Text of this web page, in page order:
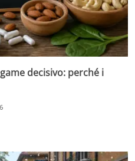
decisivo: perché i